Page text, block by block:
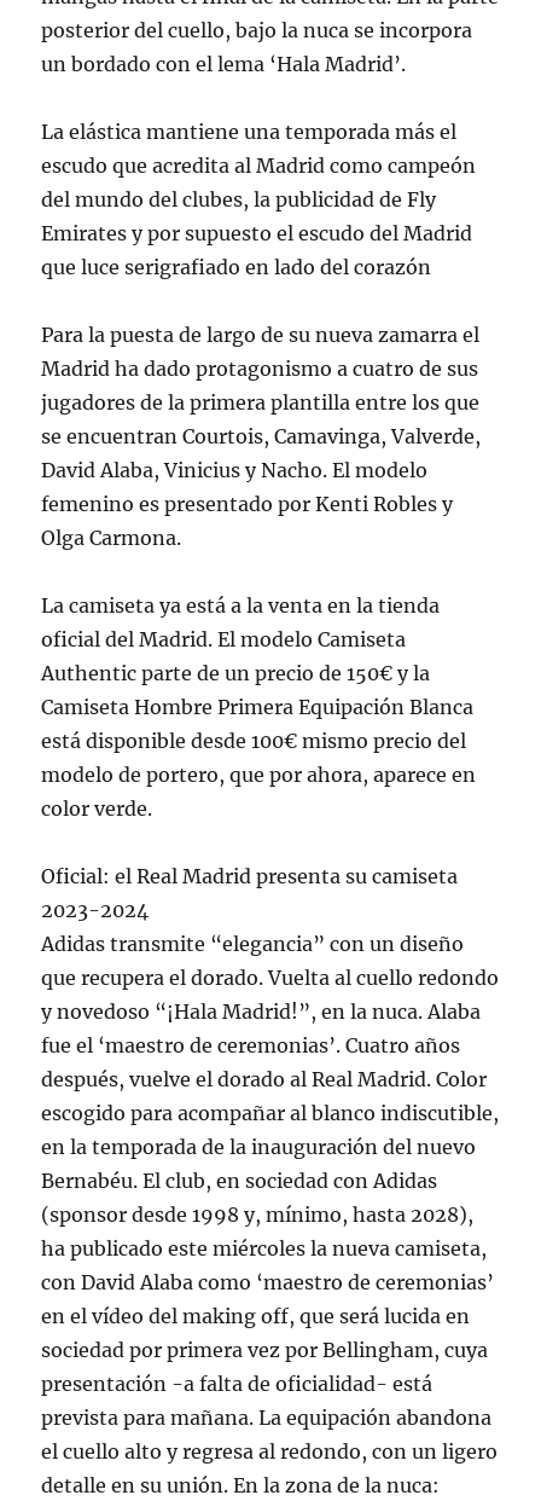
posterior del cuello, bajo la nuca se incorpora
un bordado con el lema ‘Hala Madrid’.
La elástica mantiene una temporada más el
escudo que acredita al Madrid como campeón
del mundo del clubes, la publicidad de Fly
Emirates y por supuesto el escudo del Madrid
que luce serigrafiado en lado del corazón
Para la puesta de largo de su nueva zamarra el
Madrid ha dado protagonismo a cuatro de sus
jugadores de la primera plantilla entre los que
se encuentran Courtois, Camavinga, Valverde,
David Alaba, Vinicius y Nacho. El modelo
femenino es presentado por Kenti Robles y
Olga Carmona.
La camiseta ya está a la venta en la tienda
oficial del Madrid. El modelo Camiseta
Authentic parte de un precio de 150€ y la
Camiseta Hombre Primera Equipación Blanca
está disponible desde 100€ mismo precio del
modelo de portero, que por ahora, aparece en
color verde.
Oficial: el Real Madrid presenta su camiseta
2023-2024
Adidas transmite “elegancia” con un diseño
que recupera el dorado. Vuelta al cuello redondo
y novedoso “¡Hala Madrid!”, en la nuca. Alaba
fue el ‘maestro de ceremonias’. Cuatro años
después, vuelve el dorado al Real Madrid. Color
escogido para acompañar al blanco indiscutible,
en la temporada de la inauguración del nuevo
Bernabéu. El club, en sociedad con Adidas
(sponsor desde 1998 y, mínimo, hasta 2028),
ha publicado este miércoles la nueva camiseta,
con David Alaba como ‘maestro de ceremonias’
en el vídeo del making off, que será lucida en
sociedad por primera vez por Bellingham, cuya
presentación -a falta de oficialidad- está
prevista para mañana. La equipación abandona
el cuello alto y regresa al redondo, con un ligero
detalle en su unión. En la zona de la nuca: